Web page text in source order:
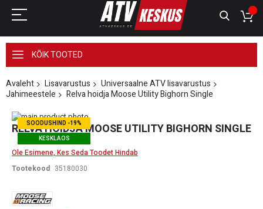
KÕIK TOOTED
Avaleht Lisavarustus
Universaalne ATV lisavarustus
Jahimeestele
Relva hoidja Moose Utility Bighorn Single
Skip
to
the
end
of
the
SOODUSHIND -19%
KESKLAOS
Skip
to
the
beginning
of
gallery
RELVA HOIDJA MOOSE UTILITY BIGHORN SINGLE
Ole Esimene, Kes Seda Toodet Hindab
Tootekood 35180030